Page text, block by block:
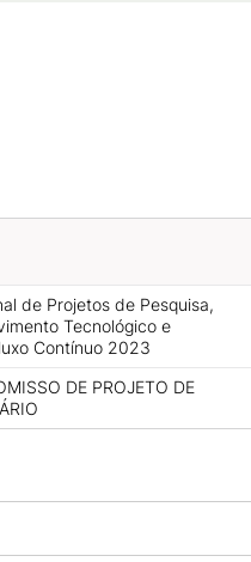
de Projetos de Pesquisa,
Tecnológico e
Contínuo 2023
DE PROJETO DE